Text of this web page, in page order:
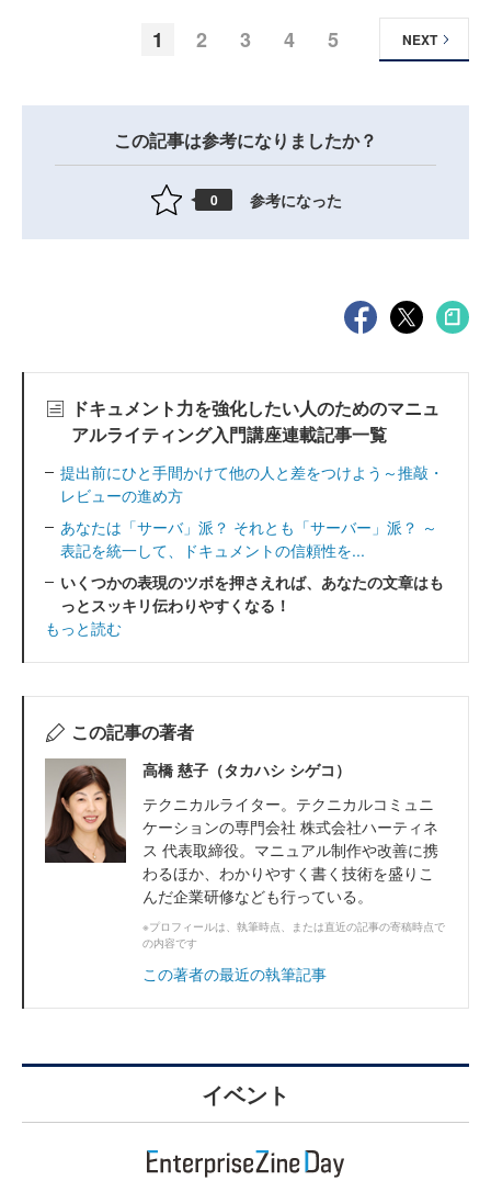
1 2 3 4 5 NEXT
この記事は参考になりましたか？
0 参考になった
ドキュメント力を強化したい人のためのマニュ
アルライティング入門講座連載記事一覧
提出前にひと手間かけて他の人と差をつけよう～推敲・
レビューの進め方
あなたは「サーバ」派？ それとも「サーバー」派？ ～
表記を統一して、ドキュメントの信頼性を...
いくつかの表現のツボを押さえれば、あなたの文章はも
っとスッキリ伝わりやすくなる！
もっと読む
この記事の著者
高橋 慈子（タカハシ シゲコ）
テクニカルライター。テクニカルコミュニ
ケーションの専門会社 株式会社ハーティネ
ス 代表取締役。マニュアル制作や改善に携
わるほか、わかりやすく書く技術を盛りこ
んだ企業研修なども行っている。
※プロフィールは、執筆時点、または直近の記事の寄稿時点で
の内容です
この著者の最近の執筆記事
イベント